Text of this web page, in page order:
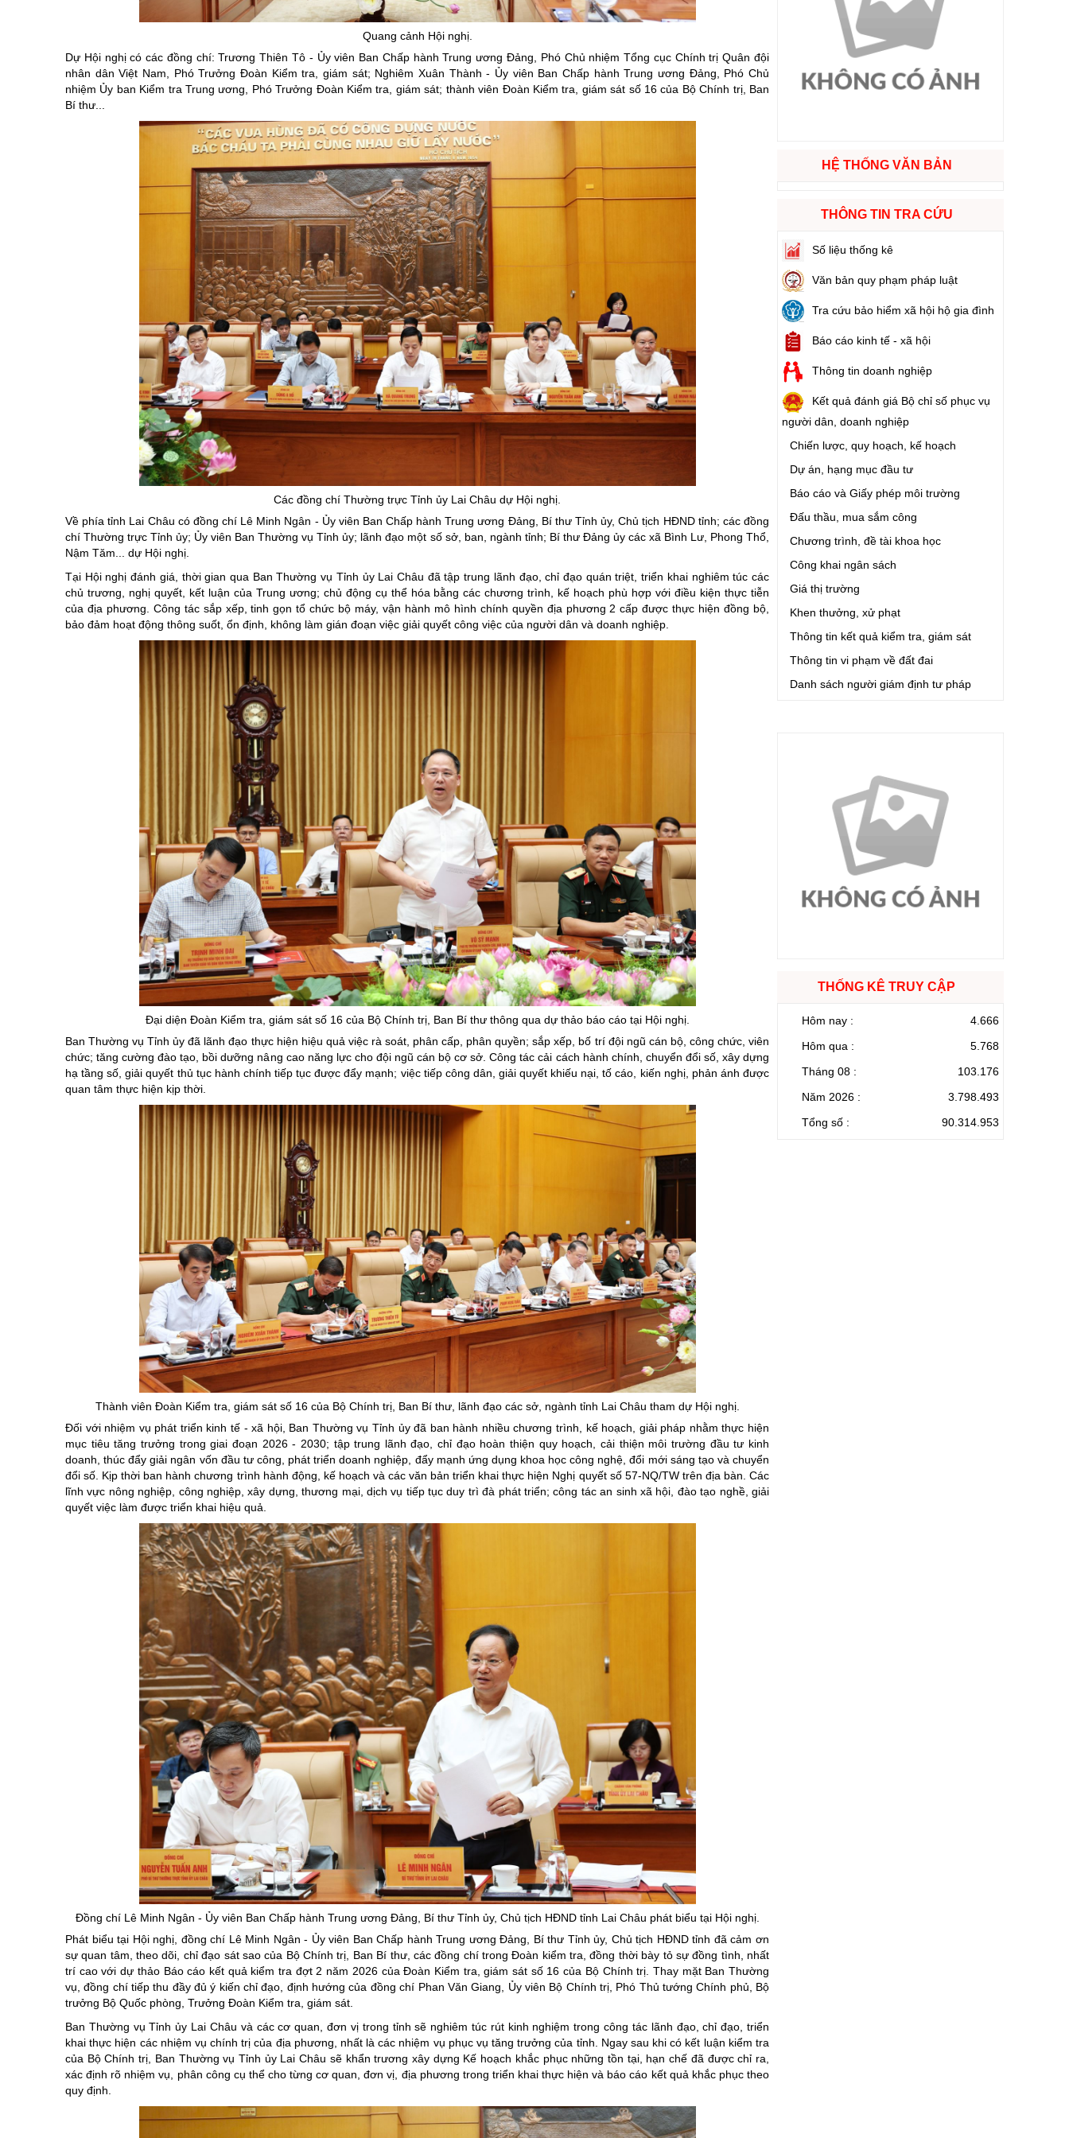
Chuyên đề tổng hợp Giảm nghèo bền vững
Bầu cử đại biểu Quốc hội khóa XVI và đại biểu Hội đồng nhân dân các cấp nhiệm kỳ 2026 - 2031
Đại hội Đảng các cấp
Gia đình hạnh phúc bền vững
Thông tin biên giới
Người Việt Nam ưu tiên dùng hàng Việt Nam
Quang cảnh Hội nghị.
Dự Hội nghị có các đồng chí: Trương Thiên Tô - Ủy viên Ban Chấp hành Trung ương Đảng, Phó Chủ nhiệm Tổng cục Chính trị Quân đội
nhân dân Việt Nam, Phó Trưởng Đoàn Kiểm tra, giám sát; Nghiêm Xuân Thành - Ủy viên Ban Chấp hành Trung ương Đảng, Phó Chủ
nhiệm Ủy ban Kiểm tra Trung ương, Phó Trưởng Đoàn Kiểm tra, giám sát; thành viên Đoàn Kiểm tra, giám sát số 16 của Bộ Chính trị, Ban
Bí thư...
Các đồng chí Thường trực Tỉnh ủy Lai Châu dự Hội nghị.
Về phía tỉnh Lai Châu có đồng chí Lê Minh Ngân - Ủy viên Ban Chấp hành Trung ương Đảng, Bí thư Tỉnh ủy, Chủ tịch HĐND tỉnh; các đồng
chí Thường trực Tỉnh ủy; Ủy viên Ban Thường vụ Tỉnh ủy; lãnh đạo một số sở, ban, ngành tỉnh; Bí thư Đảng ủy các xã Bình Lư, Phong Thổ,
Nậm Tăm... dự Hội nghị.
Tại Hội nghị đánh giá, thời gian qua Ban Thường vụ Tỉnh ủy Lai Châu đã tập trung lãnh đạo, chỉ đạo quán triệt, triển khai nghiêm túc các
chủ trương, nghị quyết, kết luận của Trung ương; chủ động cụ thể hóa bằng các chương trình, kế hoạch phù hợp với điều kiện thực tiễn
của địa phương. Công tác sắp xếp, tinh gọn tổ chức bộ máy, vận hành mô hình chính quyền địa phương 2 cấp được thực hiện đồng bộ,
bảo đảm hoạt động thông suốt, ổn định, không làm gián đoạn việc giải quyết công việc của người dân và doanh nghiệp.
Đại diện Đoàn Kiểm tra, giám sát số 16 của Bộ Chính trị, Ban Bí thư thông qua dự thảo báo cáo tại Hội nghị.
Ban Thường vụ Tỉnh ủy đã lãnh đạo thực hiện hiệu quả việc rà soát, phân cấp, phân quyền; sắp xếp, bố trí đội ngũ cán bộ, công chức, viên
chức; tăng cường đào tạo, bồi dưỡng nâng cao năng lực cho đội ngũ cán bộ cơ sở. Công tác cải cách hành chính, chuyển đổi số, xây dựng
hạ tầng số, giải quyết thủ tục hành chính tiếp tục được đẩy mạnh; việc tiếp công dân, giải quyết khiếu nại, tố cáo, kiến nghị, phản ánh được
quan tâm thực hiện kịp thời.
Thành viên Đoàn Kiểm tra, giám sát số 16 của Bộ Chính trị, Ban Bí thư, lãnh đạo các sở, ngành tỉnh Lai Châu tham dự Hội nghị.
Đối với nhiệm vụ phát triển kinh tế - xã hội, Ban Thường vụ Tỉnh ủy đã ban hành nhiều chương trình, kế hoạch, giải pháp nhằm thực hiện
mục tiêu tăng trưởng trong giai đoạn 2026 - 2030; tập trung lãnh đạo, chỉ đạo hoàn thiện quy hoạch, cải thiện môi trường đầu tư kinh
doanh, thúc đẩy giải ngân vốn đầu tư công, phát triển doanh nghiệp, đẩy mạnh ứng dụng khoa học công nghệ, đổi mới sáng tạo và chuyển
đổi số. Kịp thời ban hành chương trình hành động, kế hoạch và các văn bản triển khai thực hiện Nghị quyết số 57-NQ/TW trên địa bàn. Các
lĩnh vực nông nghiệp, công nghiệp, xây dựng, thương mại, dịch vụ tiếp tục duy trì đà phát triển; công tác an sinh xã hội, đào tạo nghề, giải
quyết việc làm được triển khai hiệu quả.
Đồng chí Lê Minh Ngân - Ủyviên Ban Chấp hành Trung ương Đảng, Bí thư Tỉnh ủy, Chủ tịch HĐND tỉnh Lai Châu phát biểu tại Hội nghị.
Phát biểu tại Hội nghị, đồng chí Lê Minh Ngân - Ủy viên Ban Chấp hành Trung ương Đảng, Bí thư Tỉnh ủy, Chủ tịch HĐND tỉnh đã cảm ơn
sự quan tâm, theo dõi, chỉ đạo sát sao của Bộ Chính trị, Ban Bí thư, các đồng chí trong Đoàn kiểm tra, đồng thời bày tỏ sự đồng tình, nhất
trí cao với dự thảo Báo cáo kết quả kiểm tra đợt 2 năm 2026 của Đoàn Kiểm tra, giám sát số 16 của Bộ Chính trị. Thay mặt Ban Thường
vụ, đồng chí tiếp thu đầy đủ ý kiến chỉ đạo, định hướng của đồng chí Phan Văn Giang, Ủy viên Bộ Chính trị, Phó Thủ tướng Chính phủ, Bộ
trưởng Bộ Quốc phòng, Trưởng Đoàn Kiểm tra, giám sát.
Ban Thường vụ Tỉnh ủy Lai Châu và các cơ quan, đơn vị trong tỉnh sẽ nghiêm túc rút kinh nghiệm trong công tác lãnh đạo, chỉ đạo, triển
khai thực hiện các nhiệm vụ chính trị của địa phương, nhất là các nhiệm vụ phục vụ tăng trưởng của tỉnh. Ngay sau khi có kết luận kiểm tra
của Bộ Chính trị, Ban Thường vụ Tỉnh ủy Lai Châu sẽ khẩn trương xây dựng Kế hoạch khắc phục những tồn tại, hạn chế đã được chỉ ra,
xác định rõ nhiệm vụ, phân công cụ thể cho từng cơ quan, đơn vị, địa phương trong triển khai thực hiện và báo cáo kết quả khắc phục theo
quy định.
HỆ THỐNG VĂN BẢN
THÔNG TIN TRA CỨU
Số liệu thống kê
Văn bản quy phạm pháp luật
Tra cứu bảo hiểm xã hội hộ gia đình
Báo cáo kinh tế - xã hội
Thông tin doanh nghiệp
Kết quả đánh giá Bộ chỉ số phục vụ
người dân, doanh nghiệp
Chiến lược, quy hoạch, kế hoạch
Dự án, hạng mục đầu tư
Báo cáo và Giấy phép môi trường
Đấu thầu, mua sắm công
Chương trình, đề tài khoa học
Công khai ngân sách
Giá thị trường
Khen thưởng, xử phạt
Thông tin kết quả kiểm tra, giám sát
Thông tin vi phạm về đất đai
Danh sách người giám định tư pháp
THỐNG KÊ TRUY CẬP
Hôm nay :
4.666
Hôm qua :
5.768
Tháng 08 :
103.176
Năm 2026 :
3.798.493
Tổng số :
90.314.953